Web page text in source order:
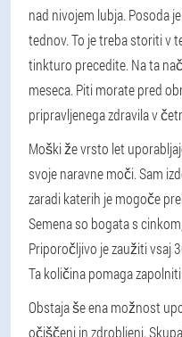
nad nivojem lubja. Posoda
tednov. To je treba storiti v
tinkturo precedite. Na ta
meseca. Piti morate pred
pripravljenega zdravila v
Moški že vrsto let
svoje naravne moči. Sam
zaradi katerih je mogoče
Semena so bogata s
Priporočljivo je zaužiti vsaj
Ta količina pomaga
Obstaja še ena možnost
očiščeni in zdrobljeni.